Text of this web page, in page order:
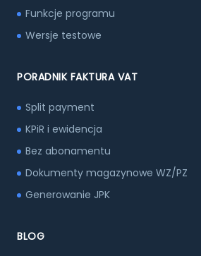
Funkcje programu
Wersje testowe
PORADNIK FAKTURA VAT
Split payment
KPiR i ewidencja
Bez abonamentu
Dokumenty magazynowe WZ/PZ
Generowanie JPK
BLOG